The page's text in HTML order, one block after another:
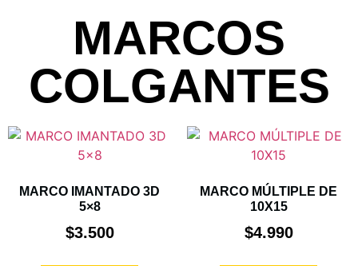
MARCOS
COLGANTES
MARCO IMANTADO 3D
5×8
$3.500
MARCO MÚLTIPLE DE
10X15
$4.990